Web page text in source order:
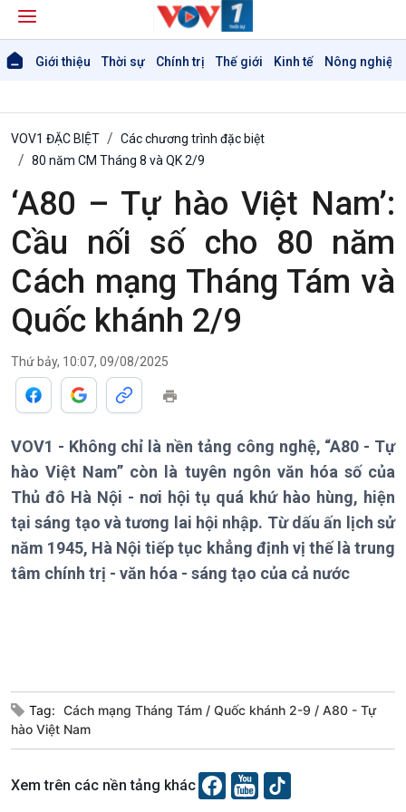
Giới thiệu Thời sự Chính trị Thế giới Kinh tế Nông nghiệp
Giới thiệu
Thời sự
Thời sự 6h
Thời sự 18h
Thời sự 21h30
Bản tin
Tin Chính trị
Chính phủ với người dân
Quốc hội với cử tri
Xây dựng đảng
Đảng trong cuộc sống
Nhận diện sự thật
Pháp luật và đời sống
Tin thế giới
Vấn đề quốc tế
Hồ sơ sự kiện quốc tế
Thế giới & Việt Nam
Biên cương - Một dải vững
bền
Trước giờ mở cửa
Dòng chảy Kinh tế
Sức sống hàng Việt
Tuyên chiến với gian lận
đảo
Mùa vàng
đảo
Tìm hiểu biển, đảo Việt
VOV1 ĐẶC BIỆT
Các chương trình đặc biệt
80 năm CM Tháng 8 và QK 2/9
‘A80 – Tự hào Việt Nam’:
Cầu nối số cho 80 năm
Cách mạng Tháng Tám và
Quốc khánh 2/9
Thứ bảy, 10:07, 09/08/2025
VOV1 - Không chỉ là nền tảng công nghệ, “A80 - Tự
hào Việt Nam” còn là tuyên ngôn văn hóa số của
Thủ đô Hà Nội - nơi hội tụ quá khứ hào hùng, hiện
tại sáng tạo và tương lai hội nhập. Từ dấu ấn lịch sử
năm 1945, Hà Nội tiếp tục khẳng định vị thế là trung
tâm chính trị - văn hóa - sáng tạo của cả nước
Tag: Cách mạng Tháng Tám Quốc khánh 2-9
A80 - Tự
hào Việt Nam
Xem trên các nền tảng khác